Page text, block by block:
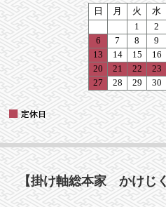
【掛け軸総本家 かけじ